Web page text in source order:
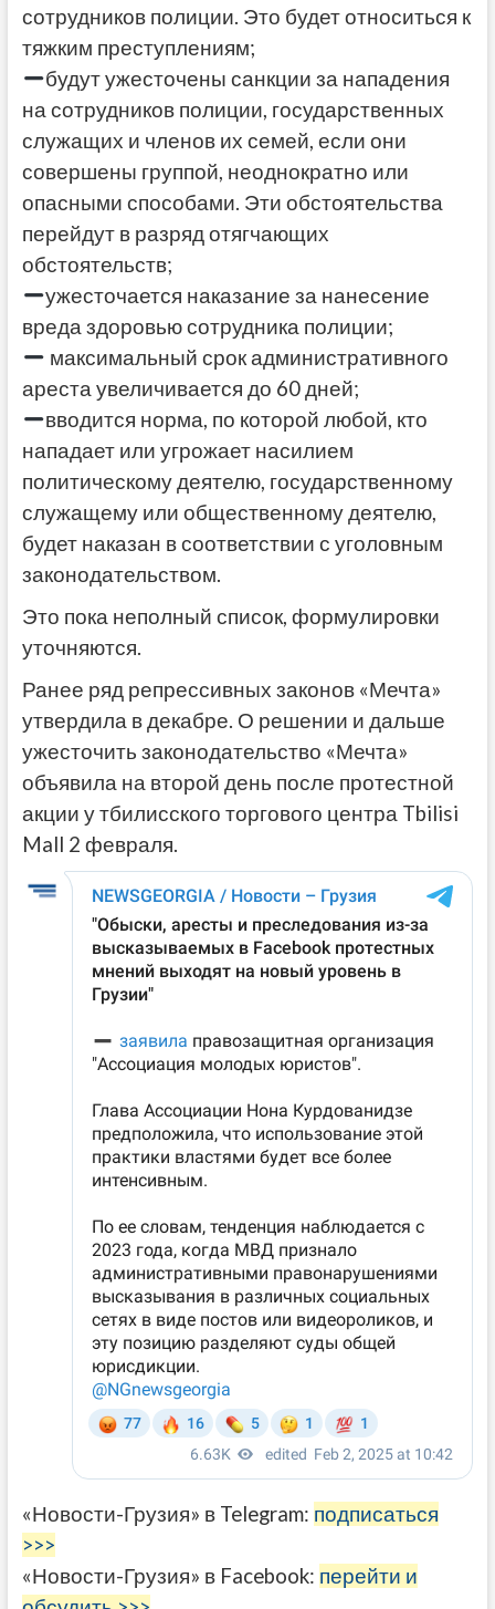
сотрудников полиции. Это будет относиться к
тяжким преступлениям;
будут ужесточены санкции за нападения
на сотрудников полиции, государственных
служащих и членов их семей, если они
совершены группой, неоднократно или
опасными способами. Эти обстоятельства
перейдут в разряд отягчающих
обстоятельств;
ужесточается наказание за нанесение
вреда здоровью сотрудника полиции;
максимальный срок административного
ареста увеличивается до 60 дней;
вводится норма, по которой любой, кто
нападает или угрожает насилием
политическому деятелю, государственному
служащему или общественному деятелю,
будет наказан в соответствии с уголовным
законодательством.
Это пока неполный список, формулировки
уточняются.
Ранее ряд репрессивных законов «Мечта»
утвердила в декабре. О решении и дальше
ужесточить законодательство «Мечта»
объявила на второй день после протестной
акции у тбилисского торгового центра Tbilisi
Mall 2 февраля.
«Новости-Грузия» в Telegram: подписаться
>>>
«Новости-Грузия» в Facebook: перейти и